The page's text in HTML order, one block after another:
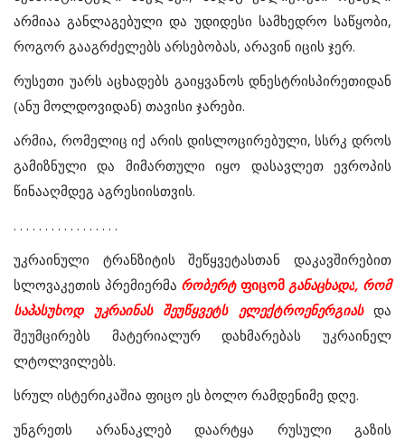
არმიაა განლაგებული და უდიდესი სამხედრო საწყობი,
როგორ გააგრძელებს არსებობას, არავინ იცის ჯერ.
რუსეთი უარს აცხადებს გაიყვანოს დნესტრისპირეთიდან
(ანუ მოლდოვიდან) თავისი ჯარები.
არმია, რომელიც იქ არის დისლოცირებული, სსრკ დროს
გამიზნული
და მიმართული იყო დასავლეთ ევროპის
წინააღმდეგ აგრესიისთვის.
. . . . . . . . . . . . . . . . .
უკრაინული
ტრანზიტის შეწყვეტასთან
დაკავშირებით
სლოვაკეთის პრემიერმა რობერტ ფიცომ განაცხადა, რომ
საპასუხოდ უკრაინას შეუწყვეტს ელექტროენერგიას და
შეუმცირებს
მატერიალურ დახმარებას
უკრაინელ
ლტოლვილებს.
სრულ ისტერიკაშია ფიცო ეს ბოლო რამდენიმე დღე.
უნგრეთს არანაკლებ დაარტყა რუსული გაზის